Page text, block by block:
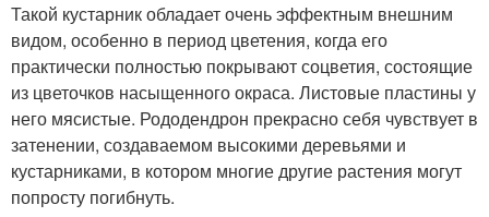
Такой кустарник обладает очень эффектным внешним
видом, особенно в период цветения, когда его
практически полностью покрывают соцветия, состоящие
из цветочков насыщенного окраса. Листовые пластины у
него мясистые. Рододендрон прекрасно себя чувствует в
затенении, создаваемом высокими деревьями и
кустарниками, в котором многие другие растения могут
попросту погибнуть.